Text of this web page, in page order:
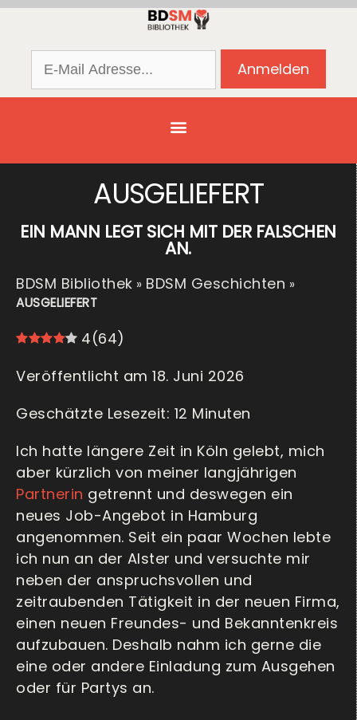
AUSGELIEFERT
EIN MANN LEGT SICH MIT DER FALSCHEN
AN.
BDSM Bibliothek » BDSM Geschichten »
AUSGELIEFERT
4(64)
Veröffentlicht am 18. Juni 2026
Ich hatte längere Zeit in Köln gelebt, mich
aber kürzlich von meiner langjährigen
Partnerin getrennt und deswegen ein
neues Job-Angebot in Hamburg
angenommen. Seit ein paar Wochen lebte
ich nun an der Alster und versuchte mir
neben der anspruchsvollen und
zeitraubenden Tätigkeit in der neuen Firma,
einen neuen Freundes- und Bekanntenkreis
aufzubauen. Deshalb nahm ich gerne die
eine oder andere Einladung zum Ausgehen
oder für Partys an.